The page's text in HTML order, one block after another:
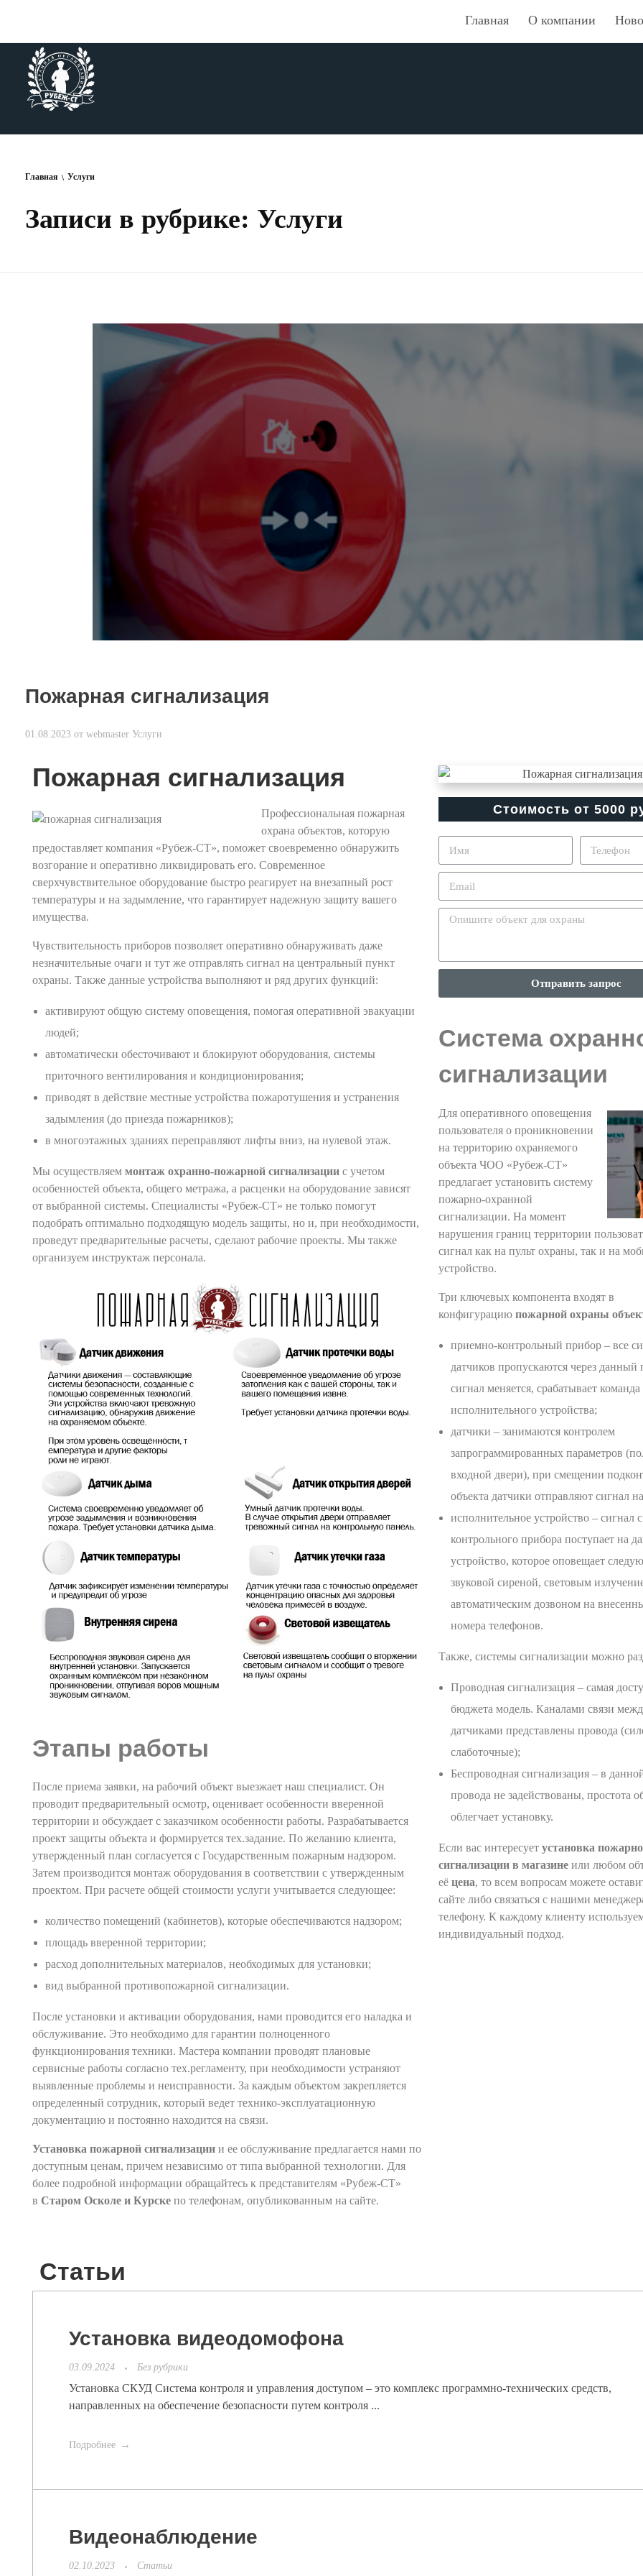
Главная О компании
Главная Услуги
Записи в рубрике: Услуги
Пожарная сигнализация
01.08.2023 от webmaster Услуги
Пожарная сигнализация
Профессиональная пожарная
охрана объектов, которую
предоставляет компания «Рубеж-СТ», поможет своевременно обнаружить
возгорание и оперативно ликвидировать его. Современное
сверхчувствительное оборудование быстро реагирует на внезапный рост
температуры и на задымление, что гарантирует надежную защиту вашего
имущества.
Чувствительность приборов позволяет оперативно обнаруживать даже
незначительные очаги и тут же отправлять сигнал на центральный пункт
охраны. Также данные устройства выполняют и ряд других функций:
активируют общую систему оповещения, помогая оперативной эвакуации
людей;
автоматически обесточивают и блокируют оборудования, системы
приточного вентилирования и кондиционирования;
приводят в действие местные устройства пожаротушения и устранения
задымления (до приезда пожарников);
в многоэтажных зданиях переправляют лифты вниз, на нулевой этаж.
Мы осуществляем монтаж охранно-пожарной сигнализации с учетом
особенностей объекта, общего метража, а расценки на оборудование зависят
от выбранной системы. Специалисты «Рубеж-СТ» не только помогут
подобрать оптимально подходящую модель защиты, но и, при необходимости,
проведут предварительные расчеты, сделают рабочие проекты. Мы также
организуем инструктаж персонала.
Этапы работы
После приема заявки, на рабочий объект выезжает наш специалист. Он
проводит предварительный осмотр, оценивает особенности вверенной
территории и обсуждает с заказчиком особенности работы. Разрабатывается
проект защиты объекта и формируется тех.задание. По желанию клиента,
утвержденный план согласуется с Государственным пожарным надзором.
Затем производится монтаж оборудования в соответствии с утвержденным
проектом. При расчете общей стоимости услуги учитывается следующее:
количество помещений (кабинетов), которые обеспечиваются надзором;
площадь вверенной территории;
расход дополнительных материалов, необходимых для установки;
вид выбранной противопожарной сигнализации.
После установки и активации оборудования, нами проводится его наладка и
обслуживание. Это необходимо для гарантии полноценного
функционирования техники. Мастера компании проводят плановые
сервисные работы согласно тех.регламенту, при необходимости устраняют
выявленные проблемы и неисправности. За каждым объектом закрепляется
определенный сотрудник, который ведет технико-эксплуатационную
документацию и постоянно находится на связи.
Установка пожарной сигнализации и ее обслуживание предлагается нами по
доступным ценам, причем независимо от типа выбранной технологии. Для
более подробной информации обращайтесь к представителям «Рубеж-СТ»
в Старом Осколе и Курске по телефонам, опубликованным на сайте.
Стоимость от 5000
Отправить запрос
Система
сигнализации
Для оперативного оповещения
пользователя о проникновении
на территорию охраняемого
объекта ЧОО «Рубеж-СТ»
предлагает установить систему
пожарно-охранной
сигнализации. На момент
нарушения границ территории
сигнал как на пульт охраны, так и на
устройство.
Три ключевых компонента входят в
конфигурацию пожарной охраны
приемно-контрольный прибор – все
датчиков пропускаются через данный
сигнал меняется, срабатывает команда
исполнительного устройства;
датчики – занимаются контролем
запрограммированных параметров
входной двери), при смещении
объекта датчики отправляют сигнал
исполнительное устройство – сигнал
контрольного прибора поступает на
устройство, которое оповещает
звуковой сиреной, световым
автоматическим дозвоном на
номера телефонов.
Также, системы сигнализации можно
Проводная сигнализация – самая
бюджета модель. Каналами связи
датчиками представлены провода
слаботочные);
Беспроводная сигнализация – в
провода не задействованы, простота
облегчает установку.
Если вас интересует установка
сигнализации в магазинеили любом
её цена, то всем вопросам можете
сайте либо связаться с нашими
телефону. К каждому клиенту
индивидуальный подход.
Статьи
Установка видеодомофона
03.09.2024 Без рубрики
Установка СКУД Система контроля и управления доступом – это комплекс программно-технических средств,
направленных на обеспечение безопасности путем контроля ...
Подробнее
Видеонаблюдение
02.10.2023 Статьи